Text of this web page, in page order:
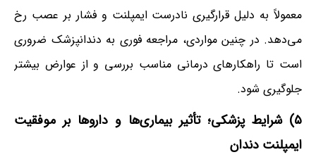
معمولاً به دلیل قرارگیری نادرست ایمپلنت و فشار بر عصب رخ
می‌دهد. در چنین مواردی، مراجعه فوری به دندانپزشک ضروری
است تا راهکارهای درمانی مناسب بررسی و از عوارض بیشتر
جلوگیری شود.
۵) شرایط پزشکی؛ تأثیر بیماری‌ها و داروها بر موفقیت
ایمپلنت دندان